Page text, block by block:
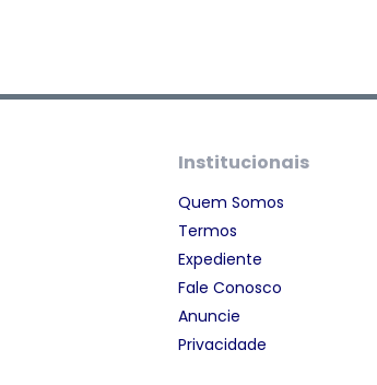
Institucionais
Quem Somos
Termos
Expediente
Fale Conosco
Anuncie
Privacidade